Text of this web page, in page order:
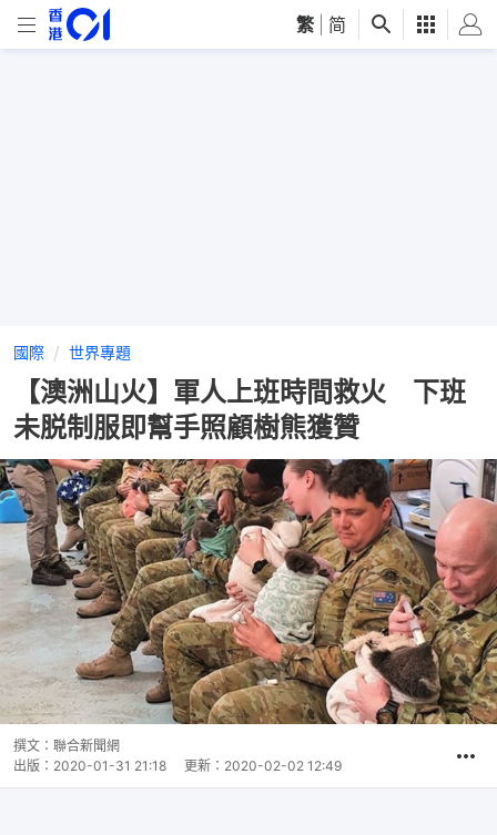
繁 简
國際 世界專題
【澳洲山火】軍人上班時間救火 下班
未脱制服即幫手照顧樹熊獲贊
撰文： 聯合新聞網
出版： 2020-01-31 21:18 更新： 2020-02-02 12:49